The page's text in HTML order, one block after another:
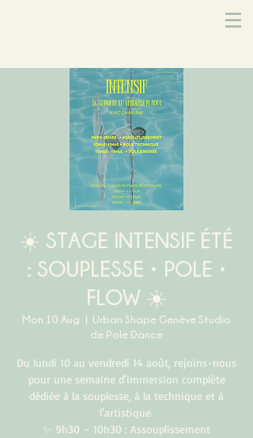
☀️ STAGE INTENSIF ÉTÉ
: SOUPLESSE • POLE •
FLOW ☀️
Mon 10 Aug
  |
Urban Shape Genève Studio
de Pole Dance
Du lundi 10 au vendredi 14 août, rejoins-nous
pour une semaine d'immersion complète
dédiée à la souplesse, à la technique et à
l'artistique.
✨ 9h30 – 10h30 : Assouplissement